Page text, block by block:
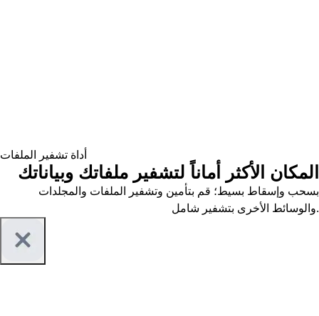
أداة تشفير الملفات
المكان الأكثر أماناً لتشفير ملفاتك وبياناتك
بسحب وإسقاط بسيط؛ قم بتأمين وتشفير الملفات والمجلدات
والوسائط الأخرى بتشفير شامل.